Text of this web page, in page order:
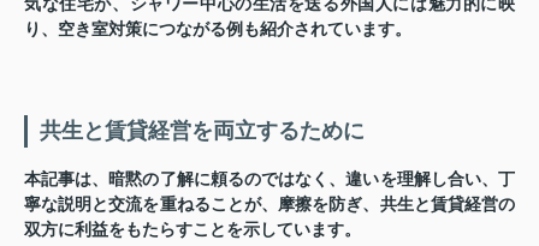
気な住宅が、シャワー中心の生活を送る外国人には魅力的に映
り、空き室対策につながる例も紹介されています。
共生と賃貸経営を両立するために
本記事は、暗黙の了解に頼るのではなく、違いを理解し合い、丁
寧な説明と交流を重ねることが、摩擦を防ぎ、共生と賃貸経営の
双方に利益をもたらすことを示しています。